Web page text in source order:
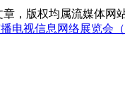
，版权均属流媒体
电视信息网络展览会